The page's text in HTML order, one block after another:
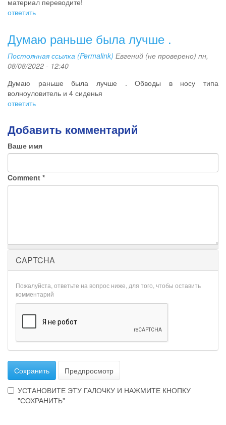
материал переводите!
ответить
Думаю раньше была лучше .
Постоянная ссылка (Permalink) Евгений (не проверено) пн,
08/08/2022 - 12:40
Думаю раньше была лучше . Обводы в носу типа
волноуловитель и 4 сиденья
ответить
Добавить комментарий
Ваше имя
Comment *
CAPTCHA
Пожалуйста, ответьте на вопрос ниже, для того, чтобы оставить
комментарий
Сохранить
Предпросмотр
УСТАНОВИТЕ ЭТУ ГАЛОЧКУ И НАЖМИТЕ КНОПКУ
"СОХРАНИТЬ"